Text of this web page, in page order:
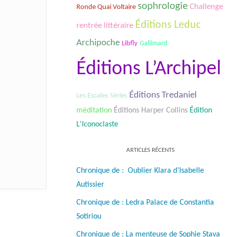
Ronde Quai Voltaire sophrologie Challenge
rentrée littéraire Éditions Leduc
Archipoche Libfly Gallimard
Éditions L’Archipel
Les Escales Séries Éditions Tredaniel
méditation Éditions Harper Collins Édition
L'Iconoclaste
ARTICLES RÉCENTS
Chronique de : Oublier Klara d’Isabelle
Autissier
Chronique de : Ledra Palace de Constantia
Sotiriou
Chronique de : La menteuse de Sophie Stava